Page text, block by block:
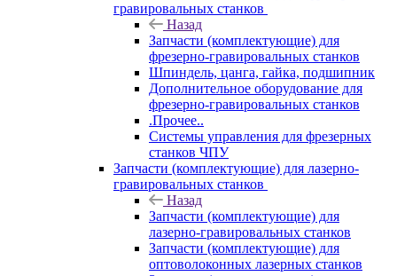
гравировальных станков
Назад
Запчасти (комплектующие) для
фрезерно-гравировальных станков
Шпиндель, цанга, гайка, подшипник
Дополнительное оборудование для
фрезерно-гравировальных станков
.Прочее..
Системы управления для фрезерных
станков ЧПУ
Запчасти (комплектующие) для лазерно-
гравировальных станков
Назад
Запчасти (комплектующие) для
лазерно-гравировальных станков
Запчасти (комплектующие) для
оптоволоконных лазерных станков